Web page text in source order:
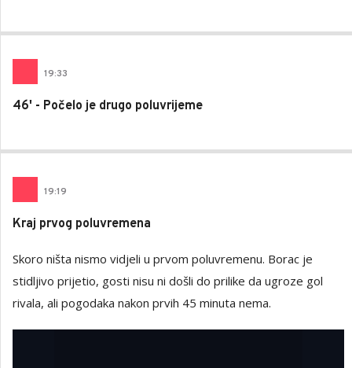
19:33
46' - Počelo je drugo poluvrijeme
19:19
Kraj prvog poluvremena
Skoro ništa nismo vidjeli u prvom poluvremenu. Borac je
stidljivo prijetio, gosti nisu ni došli do prilike da ugroze gol
rivala, ali pogodaka nakon prvih 45 minuta nema.